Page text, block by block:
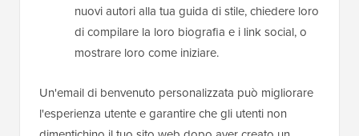
nuovi autori alla tua guida di stile, chiedere loro
di compilare la loro biografia e i link social, o
mostrare loro come iniziare.
Un'email di benvenuto personalizzata può migliorare
l'esperienza utente e garantire che gli utenti non